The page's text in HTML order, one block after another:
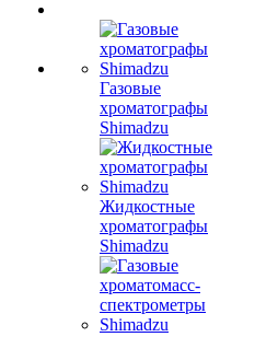
Газовые
хроматографы
Shimadzu
Жидкостные
хроматографы
Shimadzu